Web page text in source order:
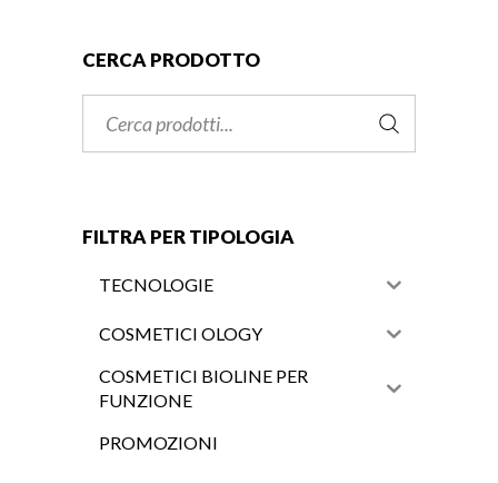
CERCA PRODOTTO
FILTRA PER TIPOLOGIA
TECNOLOGIE
COSMETICI OLOGY
COSMETICI BIOLINE PER
FUNZIONE
PROMOZIONI